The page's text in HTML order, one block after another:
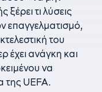
τι λύσεις
επαγγελματισμό,
του
έχει ανάγκη και
να
της UEFA.